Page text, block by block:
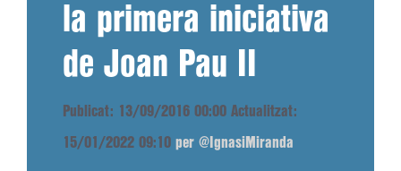
la primera iniciativa
de Joan Pau II
Publicat: 13/09/2016 00:00 Actualitzat:
15/01/2022 09:10 per @IgnasiMiranda